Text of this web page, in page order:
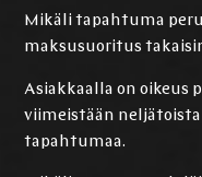
Mikäli tapahtuma
maksusuoritus
Asiakkaalla on oikeus
viimeistään
tapahtumaa.